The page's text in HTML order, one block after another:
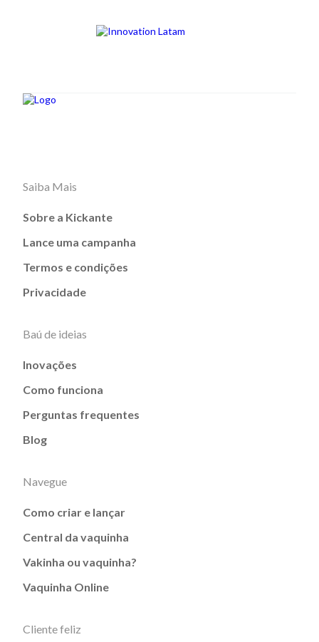
Saiba Mais
Sobre a Kickante
Lance uma campanha
Termos e condições
Privacidade
Baú de ideias
Inovações
Como funciona
Perguntas frequentes
Blog
Navegue
Como criar e lançar
Central da vaquinha
Vakinha ou vaquinha?
Vaquinha Online
Cliente feliz